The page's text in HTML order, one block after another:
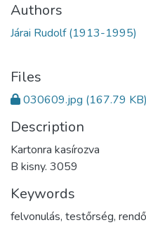
Authors
Járai Rudolf (1913-1995)
Files
030609.jpg (167.79 KB)
Description
Kartonra kasírozva
B kisny. 3059
Keywords
felvonulás, testőrség,